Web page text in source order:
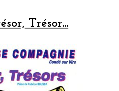
Trésor...